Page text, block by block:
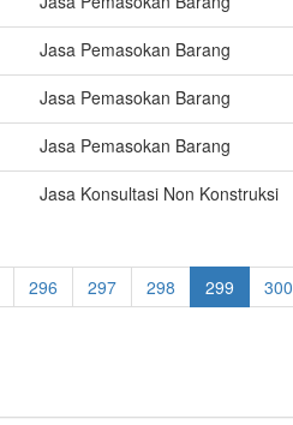
Jasa Pemasokan Barang
Jasa Pemasokan Barang
Jasa Pemasokan Barang
Jasa Konsultasi Non Konstruksi
296 297 298 299 300